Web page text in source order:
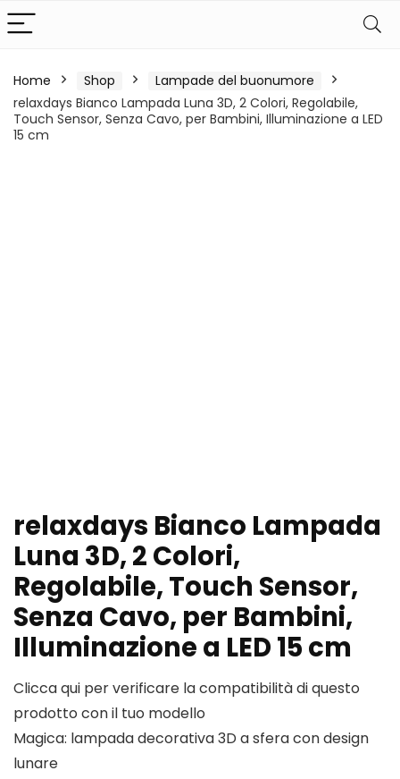
Home Shop
Lampade del buonumore
relaxdays Bianco Lampada Luna 3D, 2 Colori, Regolabile,
Touch Sensor, Senza Cavo, per Bambini, Illuminazione a LED
15 cm
relaxdays Bianco Lampada
Luna 3D, 2 Colori,
Regolabile, Touch Sensor,
Senza Cavo, per Bambini,
Illuminazione a LED 15 cm
Clicca qui per verificare la compatibilità di questo
prodotto con il tuo modello
Magica: lampada decorativa 3D a sfera con design
lunare